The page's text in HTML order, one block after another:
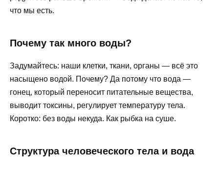
что мы есть.
Почему так много воды?
Задумайтесь: наши клетки, ткани, органы — всё это
насыщено водой. Почему? Да потому что вода —
гонец, который переносит питательные вещества,
выводит токсины, регулирует температуру тела.
Коротко: без воды некуда. Как рыбка на суше.
Структура человеческого тела и вода